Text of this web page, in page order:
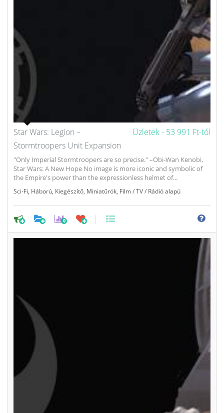
Üzletek - 53 991 Ft-tól
Star Wars: Legion –
Stormtroopers Unit Expansion
"Only Imperial Stormtroopers are so precise." –Obi-Wan Kenobi,
Star Wars: A New Hope No image is more iconic and symbolic of
the Empire's power than the expressionless helmet of...
Sci-Fi Háború Kiegészítő Miniatűrök Film / TV / Rádió alapú
0